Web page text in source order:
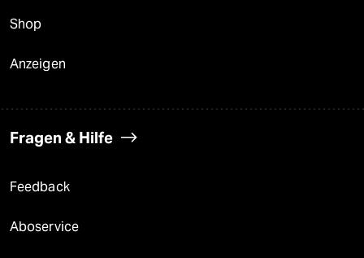
Shop
Anzeigen
Fragen & Hilfe
Feedback
Aboservice